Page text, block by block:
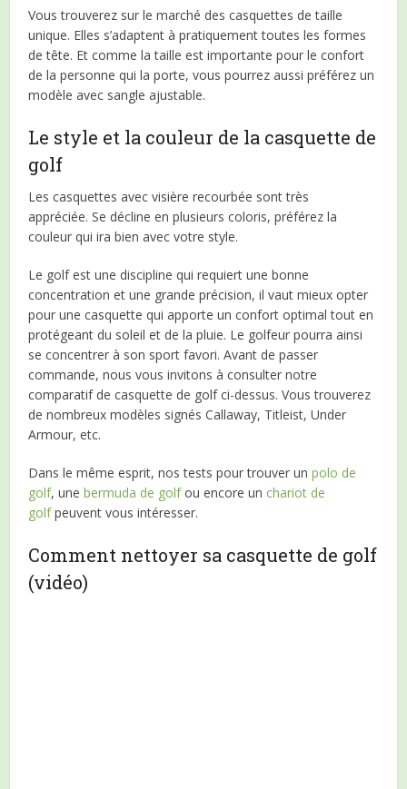
Vous trouverez sur le marché des casquettes de taille
unique. Elles s’adaptent à pratiquement toutes les formes
de tête. Et comme la taille est importante pour le confort
de la personne qui la porte, vous pourrez aussi préférez un
modèle avec sangle ajustable.
Le style et la couleur de la casquette de
golf
Les casquettes avec visière recourbée sont très
appréciée. Se décline en plusieurs coloris, préférez la
couleur qui ira bien avec votre style.
Le golf est une discipline qui requiert une bonne
concentration et une grande précision, il vaut mieux opter
pour une casquette qui apporte un confort optimal tout en
protégeant du soleil et de la pluie. Le golfeur pourra ainsi
se concentrer à son sport favori. Avant de passer
commande, nous vous invitons à consulter notre
comparatif de casquette de golf ci-dessus. Vous trouverez
de nombreux modèles signés Callaway, Titleist, Under
Armour, etc.
Dans le même esprit, nos tests pour trouver unpolo de
golf, unebermuda de golf ou encore un chariot de
golfpeuvent vous intéresser.
Comment nettoyer sa casquette de golf
(vidéo)